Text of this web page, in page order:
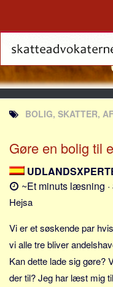
Portal
Udvandrerne.dk
Utvandrerne.no
Utvandrarna.se
Tyskland.dk
England.dk
JLKM.dk
Lande
Tyrkiet
Spanien
Frankrig
Sverige
BOLIG, SKATTER,
Gøre en bolig til
~Et minuts læsning ·
Hejsa
Vi er et søskende par
vi alle tre bliver
Kan dette lade sig gøre?
der til? Jeg har læst mig